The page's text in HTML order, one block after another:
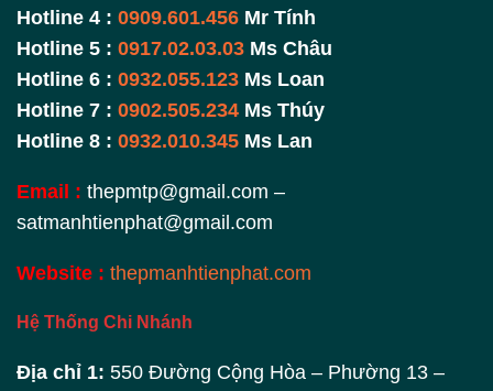
Hotline 4 : 0909.601.456 Mr Tính
Hotline 5 : 0917.02.03.03 Ms Châu
Hotline 6 : 0932.055.123 Ms Loan
Hotline 7 : 0902.505.234 Ms Thúy
Hotline 8 : 0932.010.345 Ms Lan
Email : thepmtp@gmail.com –
satmanhtienphat@gmail.com
Website : thepmanhtienphat.com
Hệ Thống Chi Nhánh
Địa chỉ 1: 550 Đường Cộng Hòa – Phường 13 –